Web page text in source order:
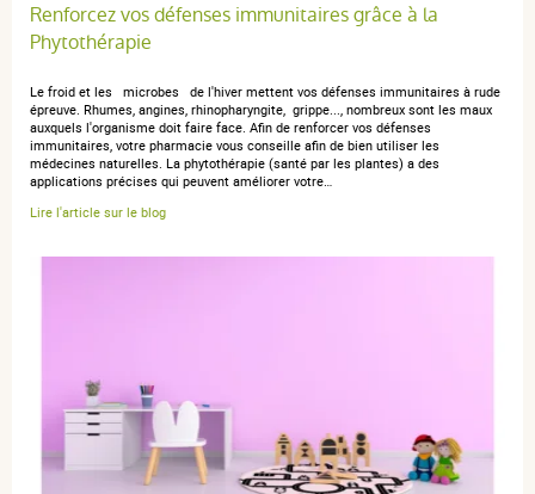
Renforcez vos défenses immunitaires grâce à la
Phytothérapie
Le froid et les microbes de l'hiver mettent vos défenses immunitaires à rude
épreuve. Rhumes, angines, rhinopharyngite, grippe..., nombreux sont les maux
auxquels l'organisme doit faire face. Afin de renforcer vos défenses
immunitaires, votre pharmacie vous conseille afin de bien utiliser les
médecines naturelles. La phytothérapie (santé par les plantes) a des
applications précises qui peuvent améliorer votre…
Lire l'article sur le blog